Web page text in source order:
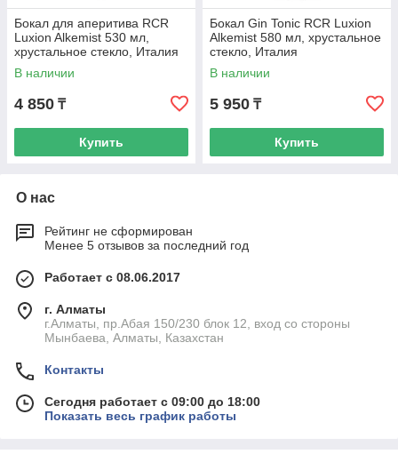
Бокал для аперитива RCR
Luxion Alkemist 530 мл,
хрустальное стекло, Италия
В наличии
4 850 ₸
Купить
Бокал Gin Tonic RCR Luxion
Alkemist 580 мл, хрустальное
стекло, Италия
В наличии
5 950 ₸
Купить
О нас
Рейтинг не сформирован
Менее 5 отзывов за последний год
Работает с 08.06.2017
г. Алматы
г.Алматы, пр.Абая 150/230 блок 12, вход со стороны
Мынбаева, Алматы, Казахстан
Контакты
Сегодня работает с 09:00 до 18:00
Показать весь график работы